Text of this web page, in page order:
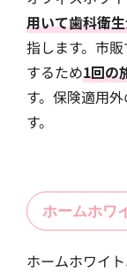
用いて歯科衛
指します。市
するため1回の
す。保険適用
す。
ホームホワ
ホームホワイト